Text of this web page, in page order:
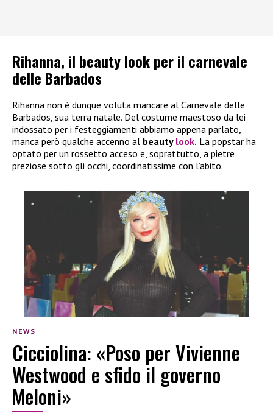
Rihanna, il beauty look per il carnevale
delle Barbados
Rihanna non è dunque voluta mancare al Carnevale delle
Barbados, sua terra natale. Del costume maestoso da lei
indossato per i festeggiamenti abbiamo appena parlato,
manca però qualche accenno al beauty look. La popstar ha
optato per un rossetto acceso e, soprattutto, a pietre
preziose sotto gli occhi, coordinatissime con l’abito.
NEWS
Cicciolina: «Poso per Vivienne
Westwood e sfido il governo
Meloni»